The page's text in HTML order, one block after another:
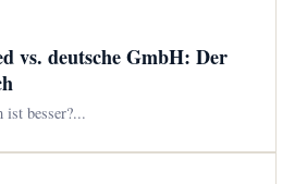
vs. deutsche GmbH: Der
ist besser?...